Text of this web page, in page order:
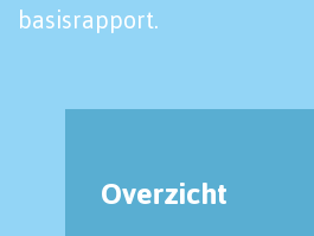
basisrapport.
Overzicht